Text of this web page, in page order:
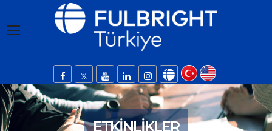
ETKINLIKLER